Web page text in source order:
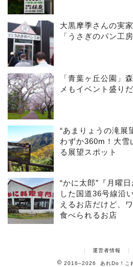
大黒摩季さんの実
「うさぎのパン工房
「青葉ヶ丘公園」
メもイベント盛り
“あまりょうの滝展
わずか360m！大雪
る展望スポット
“かに太郎”『月曜
した国道36号線沿
えるお店だけど、
食べられるお店
運営者情報
2016–2026 あれDo！こ